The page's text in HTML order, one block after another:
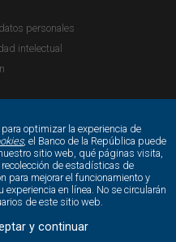
y el sector transporte,
de 2020
DE 2020
en el segundo
período del año
en diferentes
industrial, las ventas del
optimizar la experiencia de
, el Banco de la República puede
sitio web, qué páginas visita,
de estadísticas de
para mejorar el funcionamiento y
en línea. No se circularán
de este sitio web.
y continuar
personales
intelectual
SOCIALES: